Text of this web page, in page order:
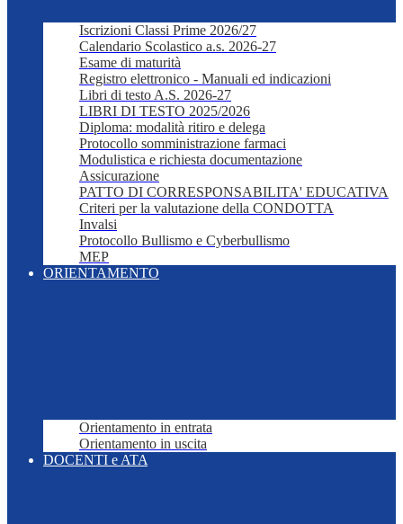
Iscrizioni Classi Prime 2026/27
Calendario Scolastico a.s. 2026-27
Esame di maturità
Registro elettronico - Manuali ed indicazioni
Libri di testo A.S. 2026-27
LIBRI DI TESTO 2025/2026
Diploma: modalità ritiro e delega
Protocollo somministrazione farmaci
Modulistica e richiesta documentazione
Assicurazione
PATTO DI CORRESPONSABILITA' EDUCATIVA
Criteri per la valutazione della CONDOTTA
Invalsi
Protocollo Bullismo e Cyberbullismo
MEP
ORIENTAMENTO
Orientamento in entrata
Orientamento in uscita
DOCENTI e ATA